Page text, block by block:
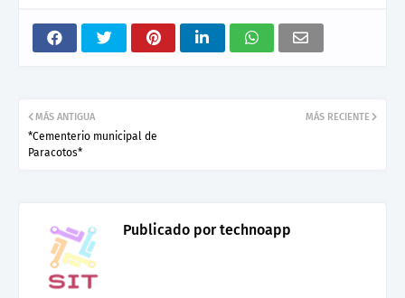
MÁS RECIENTE
MÁS ANTIGUA
*Cementerio municipal de
Paracotos*
Publicado portechnoapp